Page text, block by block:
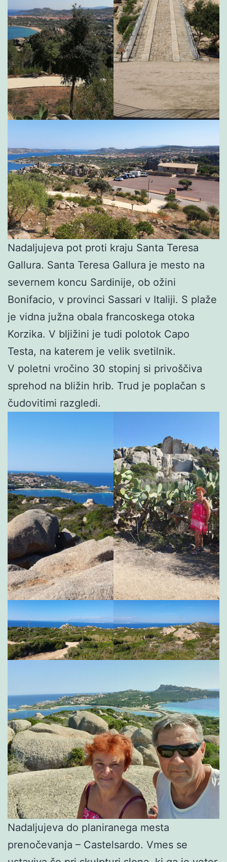
Nadaljujeva pot proti kraju Santa Teresa
Gallura. Santa Teresa Gallura je mesto na
severnem koncu Sardinije, ob ožini
Bonifacio, v provinci Sassari v Italiji. S plaže
je vidna južna obala francoskega otoka
Korzika. V bljižini je tudi polotok Capo
Testa, na katerem je velik svetilnik.
V poletni vročino 30 stopinj si privoščiva
sprehod na bližin hrib. Trud je poplačan s
čudovitimi razgledi.
Nadaljujeva do planiranega mesta
prenočevanja – Castelsardo. Vmes se